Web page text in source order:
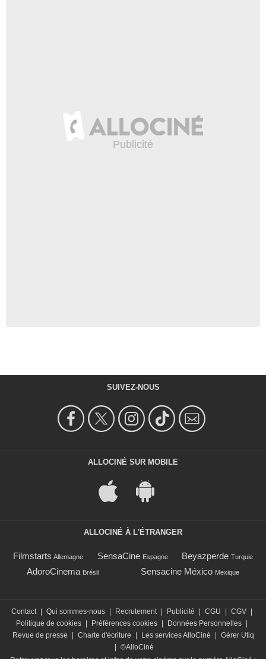
SUIVEZ-NOUS
ALLOCINÉ SUR MOBILE
ALLOCINÉ À L'ÉTRANGER
Filmstarts Allemagne SensaCine Espagne Beyazperde Turquie
AdoroCinema Brésil Sensacine México Mexique
Contact | Qui sommes-nous | Recrutement | Publicité | CGU | CGV |
Politique de cookies | Préférences cookies | Données Personnelles |
Revue de presse
| Charte d'écriture | Les services AlloCiné | Gérer Utiq
| ©AlloCiné